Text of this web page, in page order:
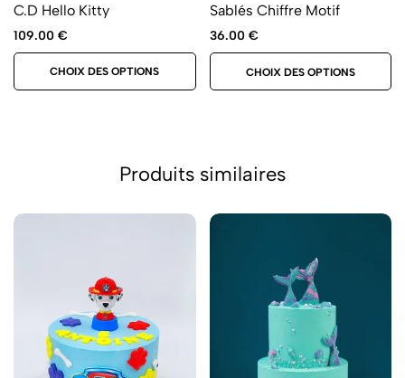
C.D Hello Kitty
109.00 €
CHOIX DES OPTIONS
Sablés Chiffre Motif
36.00 €
CHOIX DES OPTIONS
Produits similaires